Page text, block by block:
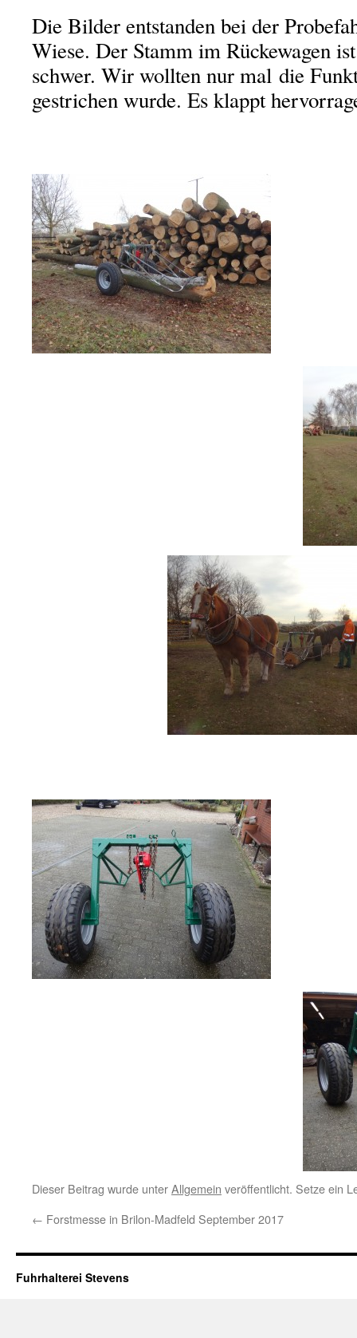
Die Bilder entstanden bei der
Wiese. Der Stamm im Rückewagen
schwer. Wir wollten nur mal die
gestrichen wurde. Es klappt
Dieser Beitrag wurde unterAllgemein veröffentlicht. Setze ein
← Forstmesse in Brilon-Madfeld September 2017
Fuhrhalterei Stevens